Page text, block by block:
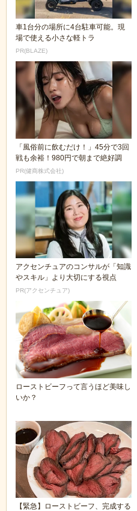
車1台分の場所に4台駐車可能。現
場で使える小さな軽トラ
PR(BLAZE)
「風俗前に飲むだけ！」45分で3回
戦も余裕！980円で朝まで絶好調
PR(健商株式会社)
アクセンチュアのコンサルが「知識
やスキル」より大切にする視点
PR(アクセンチュア)
ローストビーフって言うほど美味し
いか？
【緊急】ローストビーフ、完成する